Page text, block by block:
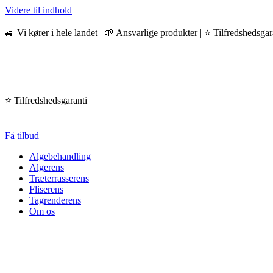
Videre til indhold
🚙 Vi kører i hele landet | 🌱 Ansvarlige produkter | ⭐️
⭐️ Tilfredshedsgaranti
Få tilbud
Algebehandling
Algerens
Træterrasserens
Fliserens
Tagrenderens
Om os